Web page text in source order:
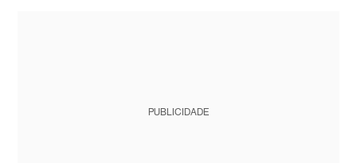
PUBLICIDADE